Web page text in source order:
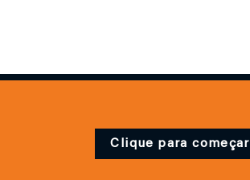
Clique para começar